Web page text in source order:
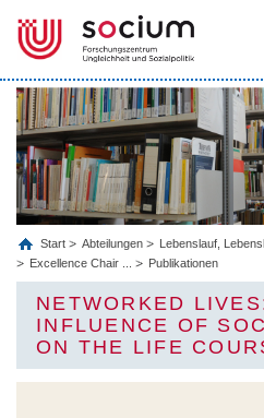
Start Abteilungen Lebenslauf,
Excellence Chair ...
Publikationen
NETWORKED
INFLUENCE OF
ON THE LIFE